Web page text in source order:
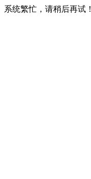
系统繁忙，请稍后再试！